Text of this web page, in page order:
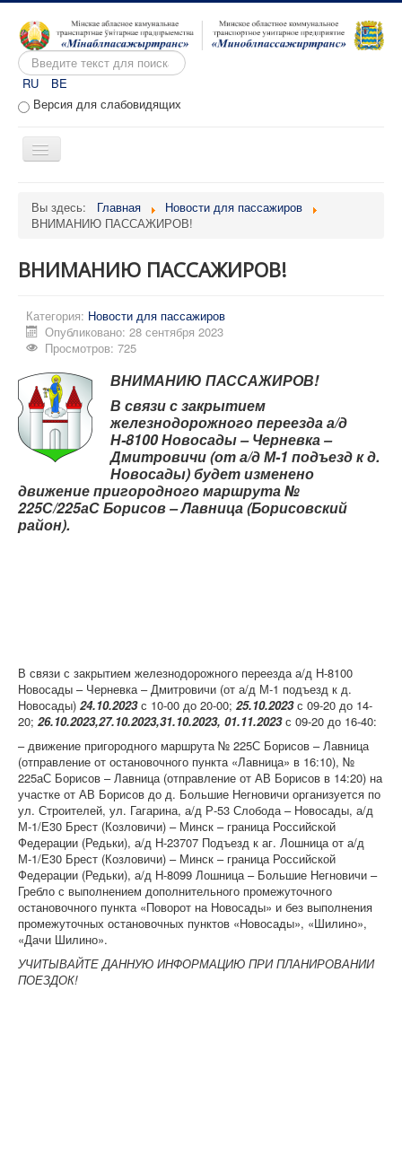
Искать...
RU
BE
Версия для слабовидящих
Включить/
О предприятии
Административные процедуры
Расписание движения
Портал перевозчиков
Контрольно-ревизорская служба
Карта сайта
Вы здесь: Главная
Новости для пассажиров
ВНИМАНИЮ ПАССАЖИРОВ!
ВНИМАНИЮ ПАССАЖИРОВ!
Категория: Новости для пассажиров
Опубликовано: 28 сентября 2023
Просмотров: 725
ВНИМАНИЮ ПАССАЖИРОВ!
В связи с закрытием
железнодорожного переезда а/д
Н-8100 Новосады – Черневка –
Дмитровичи (от а/д М-1 подъезд к д.
Новосады) будет изменено
движение пригородного маршрута №
225С/225аС Борисов – Лавница (Борисовский
район).
В связи с закрытием железнодорожного переезда а/д Н-8100
Новосады – Черневка – Дмитровичи (от а/д М-1 подъезд к д.
Новосады) 24.10.2023с 10-00 до 20-00; 25.10.2023с 09-20 до 14-
20; 26.10.2023,27.10.2023,31.10.2023, 01.11.2023с 09-20 до 16-40:
– движение пригородного маршрута № 225С Борисов – Лавница
(отправление от остановочного пункта «Лавница» в 16:10), №
225аС Борисов – Лавница (отправление от АВ Борисов в 14:20) на
участке от АВ Борисов до д. Большие Негновичи организуется по
ул. Строителей, ул. Гагарина, а/д Р-53 Слобода – Новосады, а/д
М-1/Е30 Брест (Козловичи) – Минск – граница Российской
Федерации (Редьки), а/д Н-23707 Подъезд к аг. Лошница от а/д
М-1/Е30 Брест (Козловичи) – Минск – граница Российской
Федерации (Редьки), а/д Н-8099 Лошница – Большие Негновичи –
Гребло с выполнением дополнительного промежуточного
остановочного пункта «Поворот на Новосады» и без выполнения
промежуточных остановочных пунктов «Новосады», «Шилино»,
«Дачи Шилино».
УЧИТЫВАЙТЕ ДАННУЮ ИНФОРМАЦИЮ ПРИ ПЛАНИРОВАНИИ
ПОЕЗДОК!